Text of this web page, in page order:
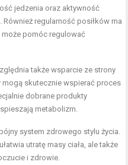
jedzenia oraz aktywność
regularność posiłków ma
może pomóc regulować
także wsparcie ze strony
mogą skutecznie wspierać proces
dobrane produkty
metabolizm.
system zdrowego stylu życia.
utratę masy ciała , ale także
i zdrowie.